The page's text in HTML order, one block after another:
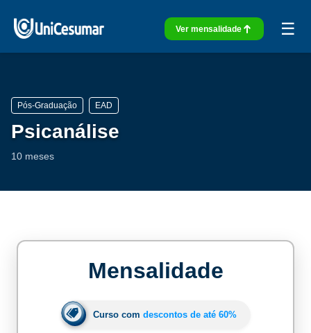
Ver mensalidade ☰
Pós-Graduação EAD
Psicanálise
10 meses
Mensalidade
Curso com descontos de até 60%